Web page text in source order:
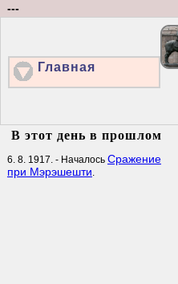
---
Главная
В этот день в прошлом
6. 8. 1917. - Началось Сражение
при Мэрэшешти.